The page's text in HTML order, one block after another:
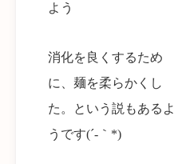
よう
消化を良くするため
に、麺を柔らかくし
た。という説もあるよ
うです(´-｀*)